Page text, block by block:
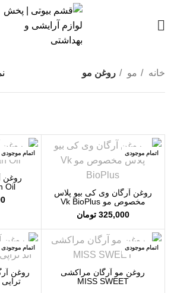
خانه مو روغن مو
اتمام موجودی
روغن آرگان وی کی بیو پلاس
مخصوص مو Vk BioPlus
325,000 تومان
اتمام موجودی
روغن
Oil
اتمام موجودی
روغن مو آرگان مراکشی
MISS SWEET
اتمام موجودی
روغن
تراپی Body & Thairapy